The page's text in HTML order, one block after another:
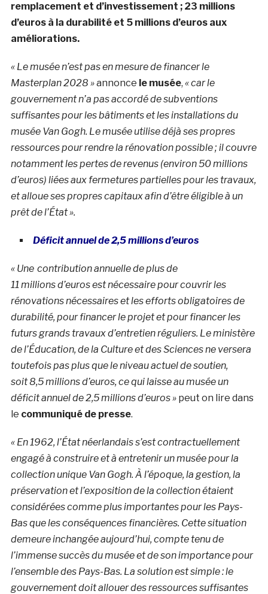
remplacement et d’investissement ; 23 millions
d’euros à la durabilité et 5 millions d’euros aux
améliorations.
« Le musée n’est pas en mesure de financer le
Masterplan 2028 »annonce le musée, « car le
gouvernement n’a pas accordé de subventions
suffisantes pour les bâtiments et les installations du
musée Van Gogh. Le musée utilise déjà ses propres
ressources pour rendre la rénovation possible ; il couvre
notamment les pertes de revenus (environ50 millions
d’euros) liées aux fermetures partielles pour les travaux,
et alloue ses propres capitaux afin d’être éligible à un
prêt de l’État ».
Déficit annuel de 2,5 millions d’euros
« Une contribution annuelle de plus de
11 millionsd’eurosest nécessaire pour couvrir les
rénovations nécessaires et les efforts obligatoires de
durabilité, pour financer le projet et pour financer les
futurs grands travaux d’entretien réguliers. Leministère
de l’Éducation, de la Culture et des Sciences ne versera
toutefois pas plus que le niveau actuel de soutien,
soit8,5 millions d’euros, ce qui laisse au muséeun
déficit annuel de 2,5 millions d’euros »peut on lire dans
le communiqué de presse.
« En 1962, l’État néerlandais s’est contractuellement
engagé à construire et à entretenir un musée pour la
collection unique Van Gogh. À l’époque, la gestion, la
préservation et l’exposition de la collection étaient
considérées comme plus importantes pour les Pays-
Bas que les conséquences financières. Cette situation
demeure inchangée aujourd’hui, compte tenu de
l’immense succès du musée et de son importance pour
l’ensemble des Pays-Bas. La solution est simple : le
gouvernement doit allouer des ressources suffisantes